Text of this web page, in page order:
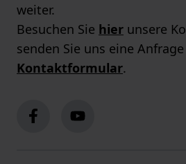
weiter.
Besuchen Sie hier unsere
senden Sie uns eine
Kontaktformular.